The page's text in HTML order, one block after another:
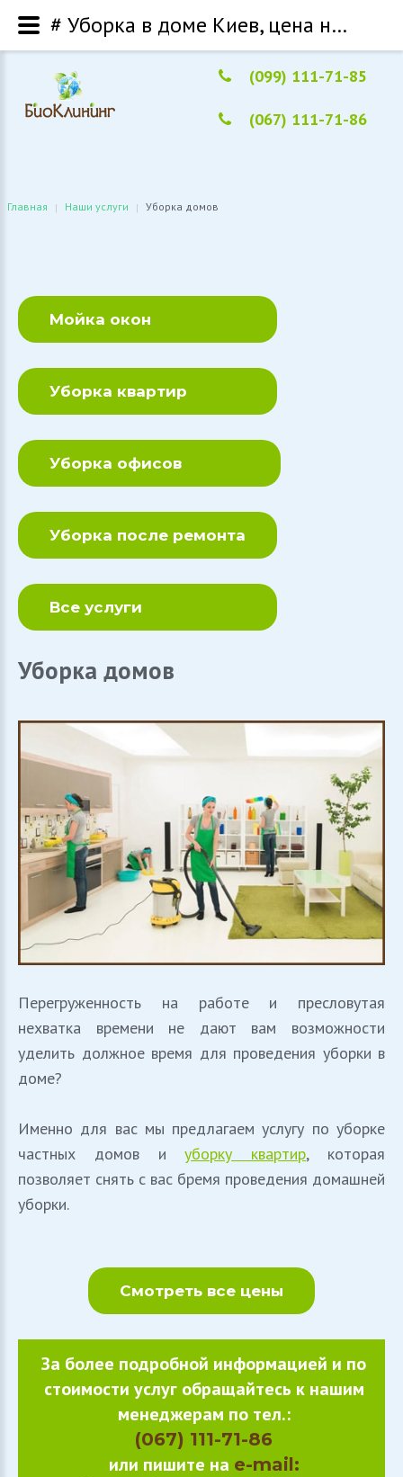
(099) 111-71-85
(067) 111-71-86
Главная | Наши услуги | Уборка домов
Мойка окон
Уборка квартир
Уборка офисов
Уборка после ремонта
Все услуги
Уборка домов
Перегруженность на работе и пресловутая
нехватка времени не дают вам возможности
уделить должное время для проведения уборки в
доме?
Именно для вас мы предлагаем услугу по уборке
частных домов иуборку квартир, которая
позволяет снять с вас бремя проведения домашней
уборки.
Смотреть все цены
За более подробной информацией и по
стоимости услуг обращайтесь к нашим
менеджерам по тел.:
(067) 111-71-86
или пишите на e-mail:
# Уборка в доме Киев, цена на уборку дома недорого - BioCleaning